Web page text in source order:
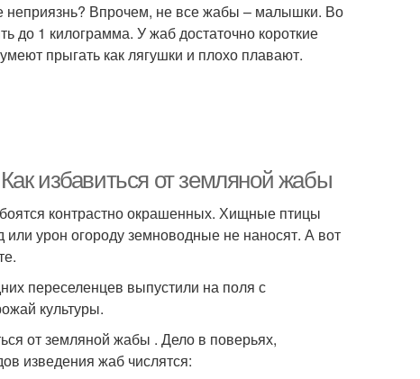
неприязнь? Впрочем, не все жабы – малышки. Во
до 1 килограмма. У жаб достаточно короткие
прыгать как лягушки и плохо плавают.
избавиться от земляной жабы
контрастно окрашенных. Хищные птицы
урон огороду земноводные не наносят. А вот
переселенцев выпустили на поля с
культуры.
от земляной жабы . Дело в поверьях,
изведения жаб числятся: